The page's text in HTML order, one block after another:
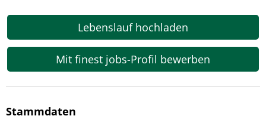
Lebenslauf hochladen
Mit finest jobs-Profil bewerben
Stammdaten